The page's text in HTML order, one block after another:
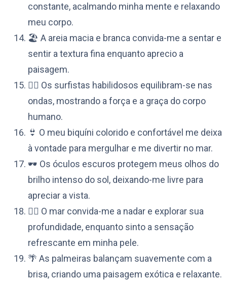
constante, acalmando minha mente e relaxando
meu corpo.
🏖️ A areia macia e branca convida-me a sentar e
sentir a textura fina enquanto aprecio a
paisagem.
🏄‍♀️ Os surfistas habilidosos equilibram-se nas
ondas, mostrando a força e a graça do corpo
humano.
👙 O meu biquíni colorido e confortável me deixa
à vontade para mergulhar e me divertir no mar.
🕶️ Os óculos escuros protegem meus olhos do
brilho intenso do sol, deixando-me livre para
apreciar a vista.
🏊‍♂️ O mar convida-me a nadar e explorar sua
profundidade, enquanto sinto a sensação
refrescante em minha pele.
🌴 As palmeiras balançam suavemente com a
brisa, criando uma paisagem exótica e relaxante.